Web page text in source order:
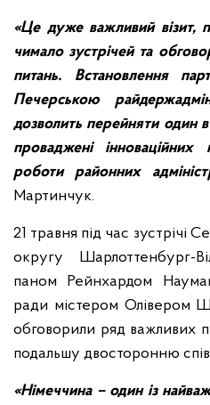
«Це дуже важливий візит,
чимало зустрічей та
питань.
Встановлення
Печерською
дозволить перейняти один
проваджені
роботи районних
Мартинчук.
21 травня під час зустрічі
округу Шарлоттенбург-
паном Рейнхардом
ради містером Олівером
обговорили ряд важливих
подальшу двосторонню
«Німеччина – один із